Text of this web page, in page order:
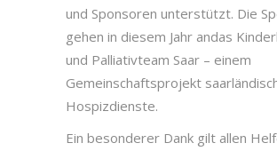
und Sponsoren unterstützt. Die
gehen in diesem Jahr andas
und Palliativteam Saar – einem
Gemeinschaftsprojekt
Hospizdienste.
Ein besonderer Dank gilt allen